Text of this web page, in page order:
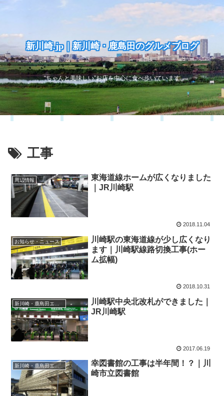
新川崎.jp｜新川崎・鹿島田のグルメブログ
“ちゃんと美味しい”お店を中心に食べ歩いています
工事
周辺情報
東海道線ホームが広くなりました
｜JR川崎駅
2018.11.04
お知らせ・ニュース
川崎駅の東海道線が少し広くなり
ます｜川崎駅線路切換工事(ホー
ム拡幅)
2018.10.31
川崎駅中央北改札ができました｜
JR川崎駅
2017.06.19
新川崎・鹿島田エリア
幸図書館の工事は半年間！？｜川
崎市立図書館